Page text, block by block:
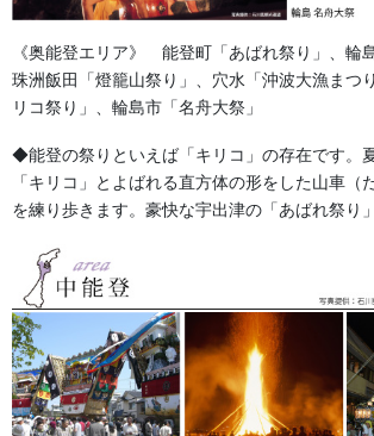
倉敷屋 祭氣 （コハゼ：７枚
《奥能登エリア》 能登町「あばれ祭り」、輪
珠洲飯田「燈籠山祭り」、穴水「沖波大漁まつ
リコ祭り」、輪島市「名舟大祭」
◆能登の祭りといえば「キリコ」の存在です。
「キリコ」とよばれる直方体の形をした山車（
を練り歩きます。豪快な宇出津の「あばれ祭り